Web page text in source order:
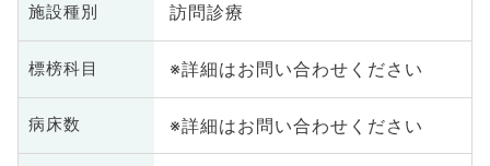
施設種別 訪問診療
標榜科目 ※詳細はお問い合わせください
病床数 ※詳細はお問い合わせください